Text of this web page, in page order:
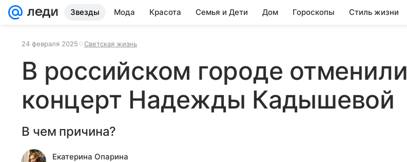
Звезды Мода Красота Семья и Дети Дом Гороскопы Стиль жизни
24 февраля 2025 Светская жизнь
В российском городе отменили
концерт Надежды Кадышевой
В чем причина?
Екатерина Опарина